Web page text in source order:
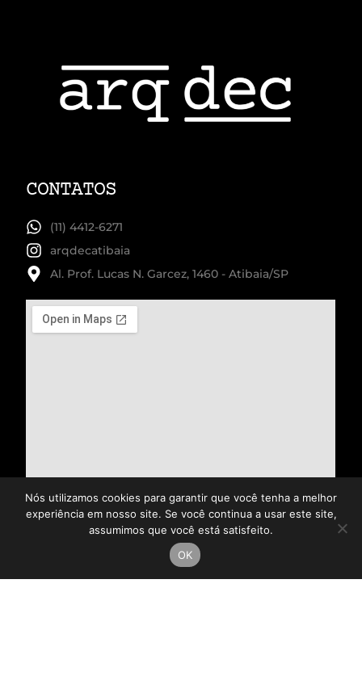
CONTATOS
(11) 4412-6271
arqdecatibaia
Al. Prof. Lucas N. Garcez, 1460 - Atibaia/SP
Nós utilizamos cookies para garantir que você tenha a melhor
experiência em nosso site. Se você continua a usar este site,
assumimos que você está satisfeito.
OK